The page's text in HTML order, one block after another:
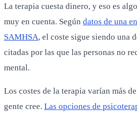
La terapia cuesta dinero, y eso es
muy en cuenta. Según datos de una
SAMHSA, el coste sigue siendo una
citadas por las que las personas no
mental.
Los costes de la terapia varían más
gente cree. Las opciones de